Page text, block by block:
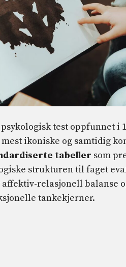
test oppfunnet i
ikoniske og samtidig
tabeller som
strukturen til faget
relasjonell balanse
tankekjerner.